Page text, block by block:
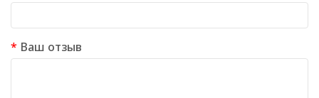
Ваш отзыв